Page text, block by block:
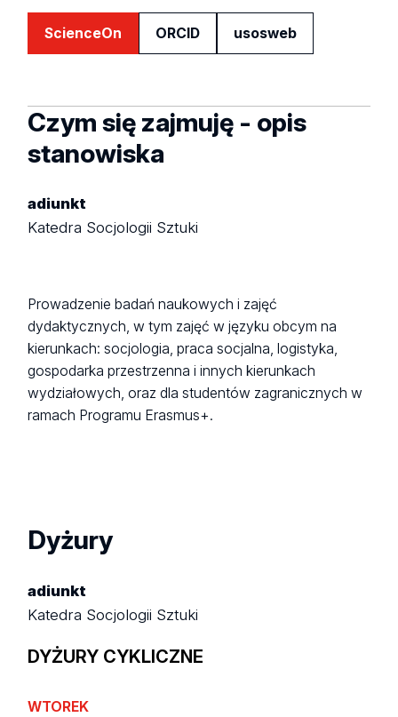
ScienceOn ORCID usosweb
Czym się zajmuję - opis
stanowiska
adiunkt
Katedra Socjologii Sztuki
Prowadzenie badań naukowych i zajęć
dydaktycznych, w tym zajęć w języku obcym na
kierunkach: socjologia, praca socjalna, logistyka,
gospodarka przestrzenna i innych kierunkach
wydziałowych, oraz dla studentów zagranicznych w
ramach Programu Erasmus+.
Dyżury
adiunkt
Katedra Socjologii Sztuki
DYŻURY CYKLICZNE
WTOREK